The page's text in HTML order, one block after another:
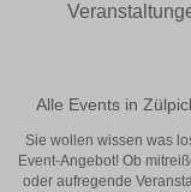
Alle Events in
Sie wollen wissen was
Event-Angebot! Ob
oder aufregende